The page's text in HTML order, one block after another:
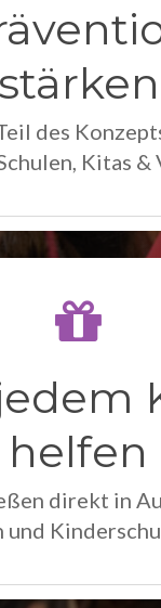
stärken
des
Kitas &
helfen
direkt in